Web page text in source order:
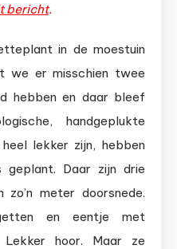
bericht.
in de moestuin
we er misschien twee
hebben en daar bleef
handgeplukte
lekker zijn, hebben
Daar zijn drie
meter doorsnede.
en eentje met
Lekker hoor. Maar ze